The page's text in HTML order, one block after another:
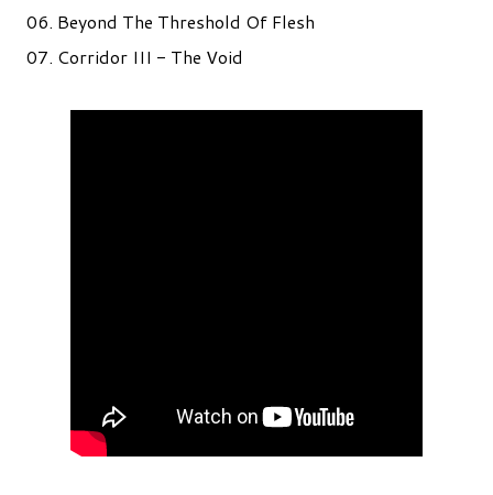
06. Beyond The Threshold Of Flesh
07. Corridor III - The Void